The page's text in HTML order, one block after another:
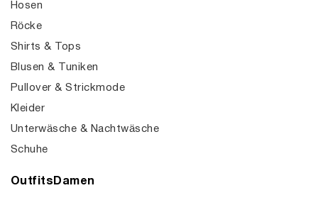
Hosen
Röcke
Shirts & Tops
Blusen & Tuniken
Pullover & Strickmode
Kleider
Unterwäsche & Nachtwäsche
Schuhe
OutfitsDamen